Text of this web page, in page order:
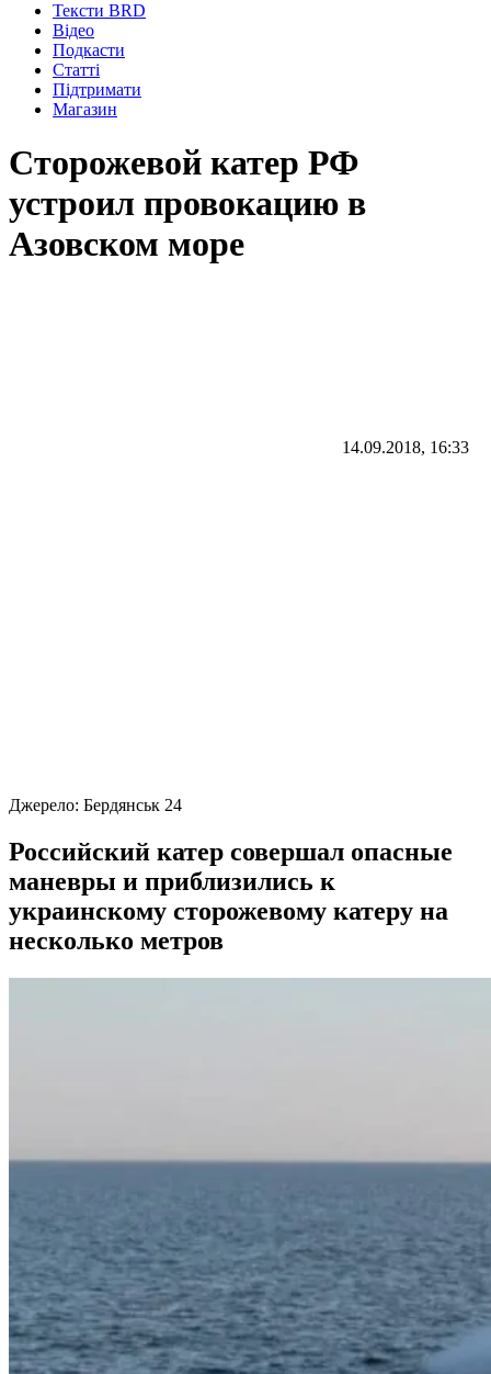
Тексти BRD
Відео
Подкасти
Статті
Підтримати
Магазин
Сторожевой катер РФ
устроил провокацию в
Азовском море
14.09.2018, 16:33
Джерело: Бердянськ 24
Российский катер совершал опасные
маневры и приблизились к
украинскому сторожевому катеру на
несколько метров